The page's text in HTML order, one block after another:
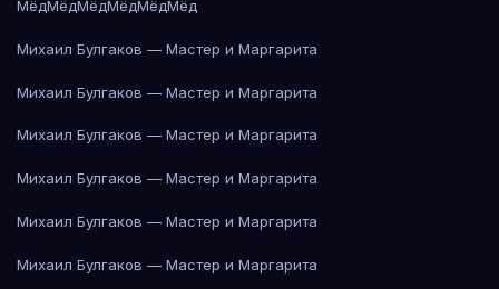
МёдМёдМёдМёдМёдМёд
Михаил Булгаков — Мастер и Маргарита
Михаил Булгаков — Мастер и Маргарита
Михаил Булгаков — Мастер и Маргарита
Михаил Булгаков — Мастер и Маргарита
Михаил Булгаков — Мастер и Маргарита
Михаил Булгаков — Мастер и Маргарита